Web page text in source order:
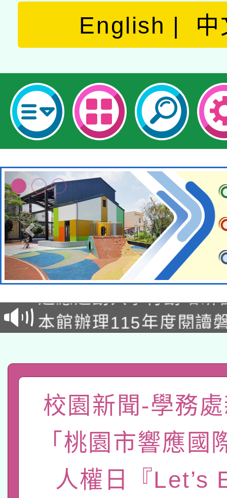
English 中
本校115學年度第2次
招)
適應運動共學行動站研
本館辦理115年度閱讀
礎課程
A3數位素養講師名單
「數位內容與教學軟
pilot」
有關大陸委員會函釋公
薪期間赴陸應申請許可
轉知經濟部水利署委託
業技術研究院辦理「
115年8月22日(星期六
2026年桃園地景藝術
校園新聞-學務
「桃園市響應國
人權日『Let’s